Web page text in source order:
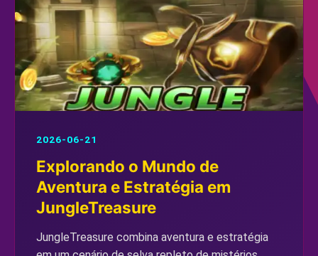
2026-06-21
Explorando o Mundo de
Aventura e Estratégia em
JungleTreasure
JungleTreasure combina aventura e estratégia